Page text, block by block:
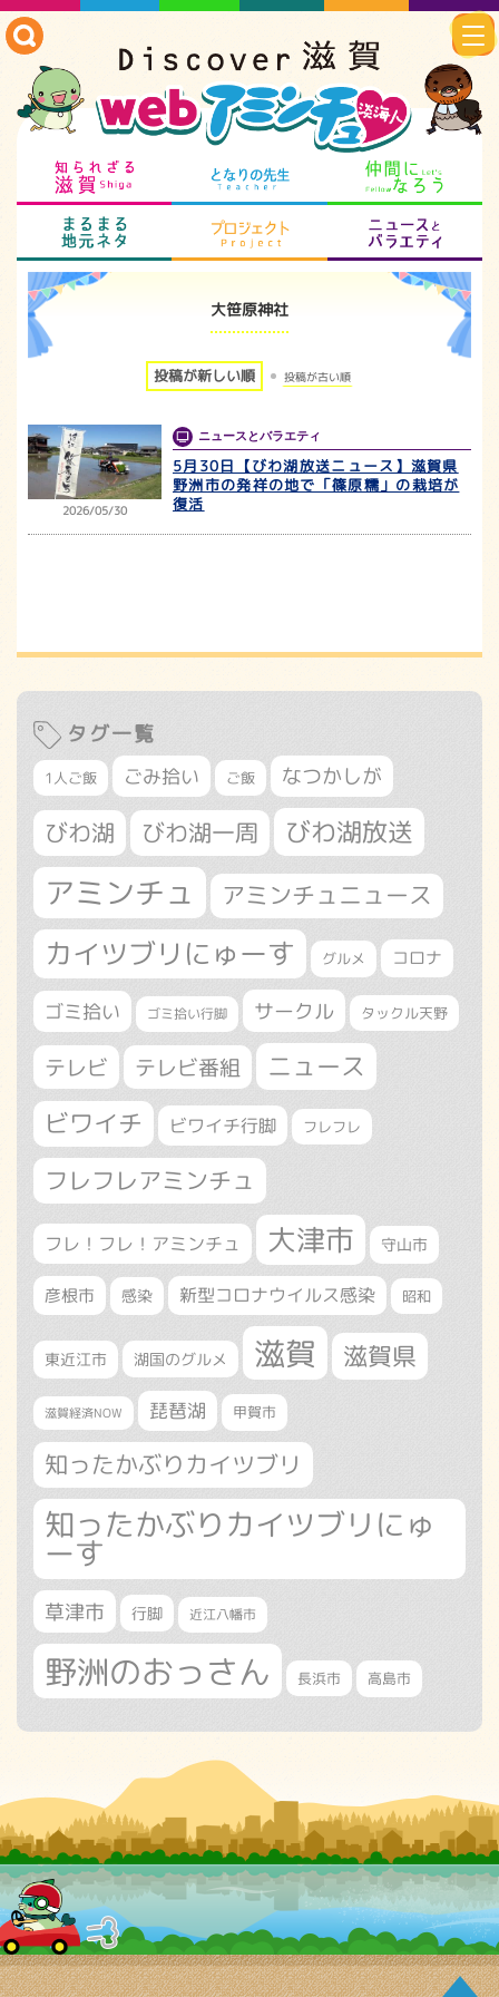
知られざる滋賀 となりの先生
まるまる地元ネタ プロジェクト
大笹原神社
投稿が新しい順 投稿が古い順
2026/05/30
ニュースとバラエティ
5月30日【びわ湖放送ニュース】滋賀県
野洲市の発祥の地で「篠原糯」の栽培が
復活
タグ一覧
1人ご飯 ごみ拾い ご飯 なつかしが
びわ湖 びわ湖一周 びわ湖放送
アミンチュ アミンチュニュース
カイツブリにゅーす グルメ コロナ
ゴミ拾い ゴミ拾い行脚 サークル タックル天野
テレビ テレビ番組 ニュース
ビワイチ ビワイチ行脚 フレフレ
フレフレアミンチュ
フレ！フレ！アミンチュ 大津市 守山市
彦根市 感染 新型コロナウイルス感染 昭和
東近江市 湖国のグルメ 滋賀 滋賀県
滋賀経済NOW 琵琶湖 甲賀市
知ったかぶりカイツブリ
知ったかぶりカイツブリにゅ
ーす
草津市 行脚 近江八幡市
野洲のおっさん 長浜市 高島市